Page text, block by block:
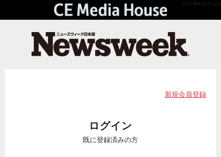
API Version 2.0
新規会員登録
ログイン
既に登録済みの方